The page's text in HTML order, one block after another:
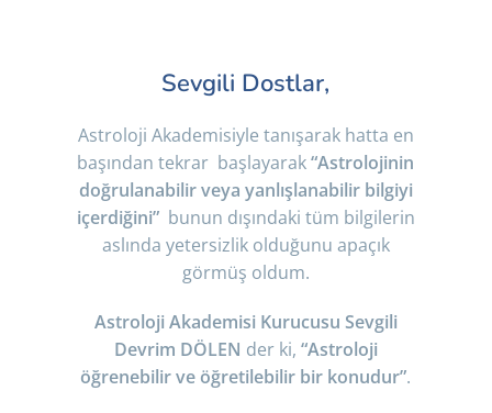
olmayanlar için
webinarlar perculus
üzerinden sizlerle.
eğitimleri ve
aktif olarak derslere
sorularla
katılabileceğiniz,
öğrenirken
eğleneceğiniz sınıf
ortamında
Sevgili Dostlar,
Astroloji Akademisiyle tanışarak hatta en
başından tekrar başlayarak“Astrolojinin
doğrulanabilir veya yanlışlanabilir bilgiyi
içerdiğini” bunun dışındaki tüm bilgilerin
aslında yetersizlik olduğunu apaçık
görmüş oldum.
Astroloji Akademisi Kurucusu Sevgili
Devrim DÖLEN der ki, “Astroloji
öğrenebilir ve öğretilebilir bir konudur”.